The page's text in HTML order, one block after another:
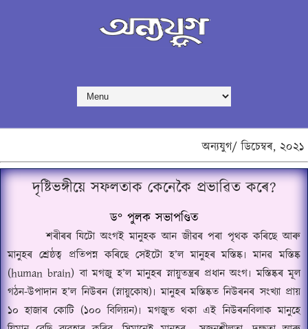
অন্যযুগ/ ডিচেম্বৰ, ২০২১
দৃষ্টিভঙ্গীয়ে সফলতাক কেনেকৈ প্ৰভাৱিত কৰে?
ড° পুলক সভাপণ্ডিত
শৰীৰৰ যিটো অংগই মানুহক আন জীৱৰ পৰা পৃথক কৰিছে আৰু
মানুহৰ শ্ৰেষ্ঠত্ব প্ৰতিপন্ন কৰিছে সেইটো হ’ল মানুহৰ মস্তিষ্ক৷ মানৱ মস্তিষ্ক
(human brain)বা মগজু হ’ল মানুহৰ স্নায়ুতন্ত্ৰৰ প্ৰধান অংগ৷ মস্তিষ্কৰ মূল
গঠন-উপাদান হ’ল নিউৰন (স্নায়ুকোষ)৷ মানুহৰ মস্তিষ্কত নিউৰনৰ সংখ্যা প্রায়
১০ হাজাৰ কোটি (১০০ বিলিয়ন)৷ মগজুত থকা এই নিউৰনবিলাক মানুহে